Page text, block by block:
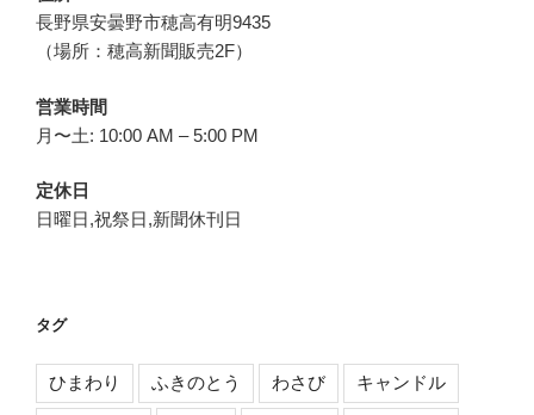
長野県安曇野市穂高有明9435
（場所：穂高新聞販売2F）
営業時間
月〜土: 10:00 AM – 5:00 PM
定休日
日曜日,祝祭日,新聞休刊日
タグ
ひまわり ふきのとう わさび キャンドル